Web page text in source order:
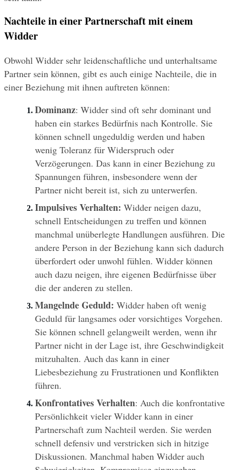
Nachteile in einer Partnerschaft mit einem
Widder
Obwohl Widder sehr leidenschaftliche und unterhaltsame
Partner sein können, gibt es auch einige Nachteile, die in
einer Beziehung mit ihnen auftreten können:
Dominanz: Widder sind oft sehr dominant und
haben ein starkes Bedürfnis nach Kontrolle. Sie
können schnell ungeduldig werden und haben
wenig Toleranz für Widerspruch oder
Verzögerungen. Das kann in einer Beziehung zu
Spannungen führen, insbesondere wenn der
Partner nicht bereit ist, sich zu unterwerfen.
Impulsives Verhalten: Widder neigen dazu,
schnell Entscheidungen zu treffen und können
manchmal unüberlegte Handlungen ausführen. Die
andere Person in der Beziehung kann sich dadurch
überfordert oder unwohl fühlen. Widder können
auch dazu neigen, ihre eigenen Bedürfnisse über
die der anderen zu stellen.
Mangelnde Geduld: Widder haben oft wenig
Geduld für langsames oder vorsichtiges Vorgehen.
Sie können schnell gelangweilt werden, wenn ihr
Partner nicht in der Lage ist, ihre Geschwindigkeit
mitzuhalten. Auch das kann in einer
Liebesbeziehung zu Frustrationen und Konflikten
führen.
Konfrontatives Verhalten: Auch die konfrontative
Persönlichkeit vieler Widder kann in einer
Partnerschaft zum Nachteil werden. Sie werden
schnell defensiv und verstricken sich in hitzige
Diskussionen. Manchmal haben Widder auch